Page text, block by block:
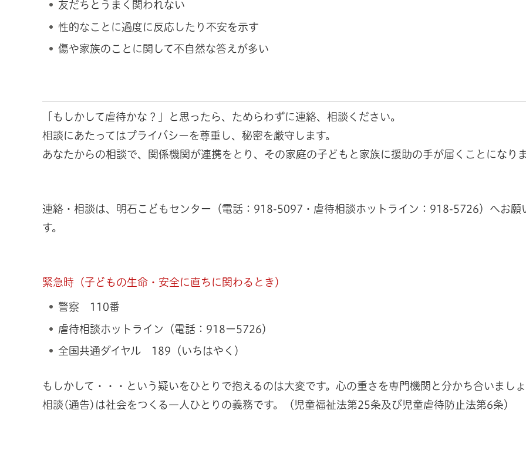
友だちとうまく関われない
性的なことに過度に反応したり不安を示す
傷や家族のことに関して不自然な答えが多い
「もしかして虐待かな？」と思ったら、ためらわずに連絡、相談ください。
相談にあたってはプライバシーを尊重し、秘密を厳守します。
あなたからの相談で、関係機関が連携をとり、その家庭の子どもと家族に援助の手が届くことになり
連絡・相談は、明石こどもセンター（電話：918-5097・虐待相談ホットライン：918-5726）へお願
す。
緊急時（子どもの生命・安全に直ちに関わるとき）
警察 110番
虐待相談ホットライン（電話：918ー5726）
全国共通ダイヤル 189（いちはやく）
もしかして・・・という疑いをひとりで抱えるのは大変です。心の重さを専門機関と分かち合いまし
相談(通告)は社会をつくる一人ひとりの義務です。（児童福祉法第25条及び児童虐待防止法第6条）